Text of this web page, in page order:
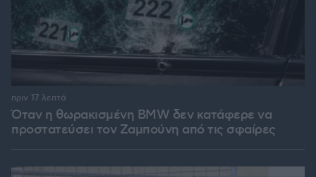
Όταν η θωρακισμένη BMW δεν κατάφερε να
προστατεύσει τον Ζαμπούνη από τις σφαίρες
πριν 17 λεπτά